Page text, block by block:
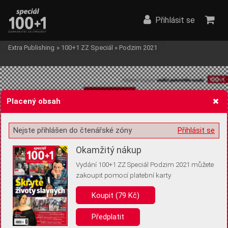
Žádost o souhlas s ukládáním volitelných informací
Pro základní fungování webu nepotřebujeme ukládat žádné informace
(tzv. cookies apod.). Rádi bychom vás ale požádali o souhlas s
uložením volitelných informací:
Anonymní unikátní ID
Přihlásit se
Extra Publishing » 100+1 ZZ Speciál » Podzim 2021
Placený obsah
Přihlásit se
Nejste přihlášen do čtenářské zóny
Okamžitý nákup
Vydání 100+1 ZZ Speciál Podzim 2021 můžete
zakoupit pomocí platební karty
Koupit (79 Kč)
Předplatit